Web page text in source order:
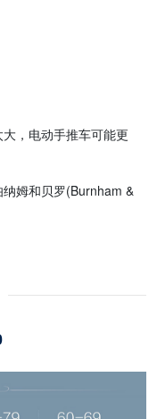
，电动手推车可能更
姆和贝罗(Burnham &